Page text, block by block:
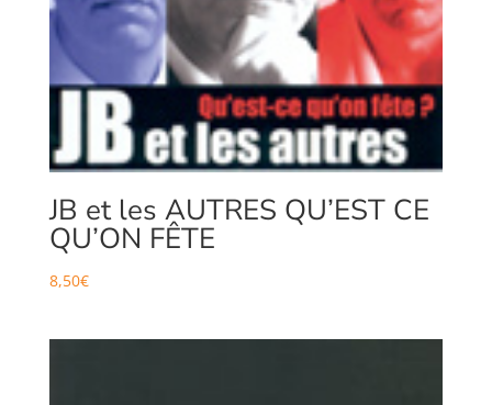
JB et les AUTRES QU’EST CE
QU’ON FÊTE
8,50€